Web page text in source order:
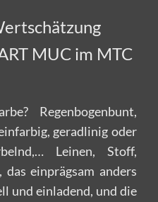
MUC im MTC
Regenbogenbunt,
geradlinig oder
Leinen, Stoff,
einprägsam anders
und einladend, und die